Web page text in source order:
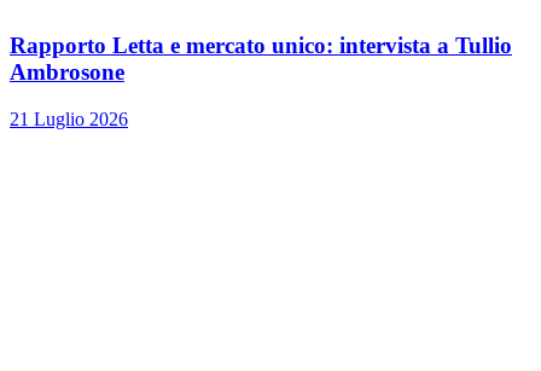
Rapporto Letta e mercato unico: intervista a Tullio
Ambrosone
21 Luglio 2026